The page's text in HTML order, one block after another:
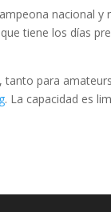
nacional y
tiene los días
para
. La capacidad es